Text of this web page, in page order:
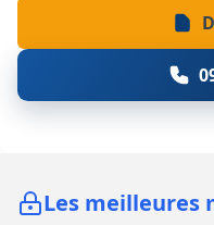
Les meilleures